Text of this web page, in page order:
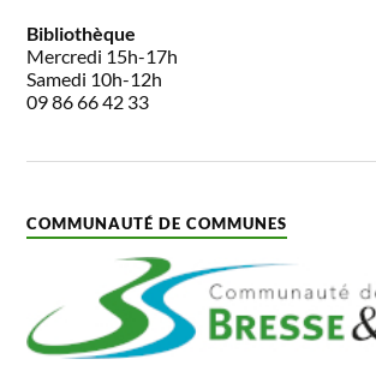
Bibliothèque
Mercredi 15h-17h
Samedi 10h-12h
09 86 66 42 33
COMMUNAUTÉ DE COMMUNES